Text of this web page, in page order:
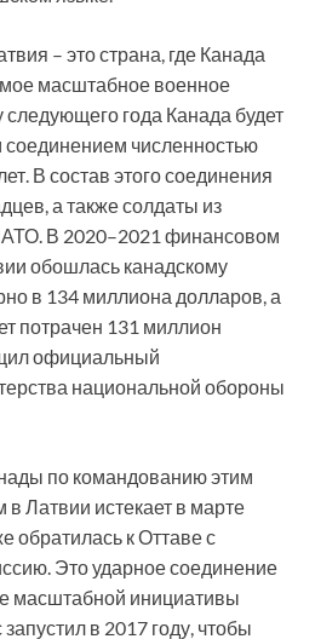
– это страна, где Канада
масштабное военное
следующего года Канада будет
численностью
В состав этого соединения
а также солдаты из
В 2020–2021 финансовом
обошлась канадскому
в 134 миллиона долларов, а
потрачен 131 миллион
официальный
национальной обороны
по командованию этим
Латвии истекает в марте
обратилась к Оттаве с
Это ударное соединение
масштабной инициативы
в 2017 году, чтобы